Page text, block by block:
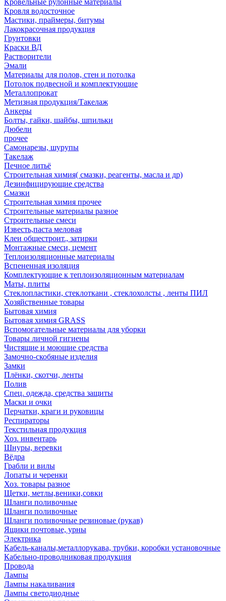
Кровельные рулонные материалы
Кровля водосточное
Мастики, праймеры, битумы
Лакокрасочная продукция
Грунтовки
Краски ВД
Растворители
Эмали
Материалы для полов, стен и потолка
Потолок подвесной и комплектующие
Металлопрокат
Метизная продукция/Такелаж
Анкеры
Болты, гайки, шайбы, шпильки
Дюбели
прочее
Самонарезы, шурупы
Такелаж
Печное литьё
Строительная химия( смазки, реагенты, масла и др)
Дезинфицирующие средства
Смазки
Строительная химия прочее
Строительные материалы разное
Строительные смеси
Известь,паста меловая
Клеи общестроит., затирки
Монтажные смеси, цемент
Теплоизоляционные материалы
Вспененная изоляция
Комплектующие к теплоизоляционным материалам
Маты, плиты
Стеклопластики, стеклоткани , стеклохолсты , ленты ПИЛ
Хозяйственные товары
Бытовая химия
Бытовая химия GRASS
Вспомогательные материалы для уборки
Товары личной гигиены
Чистящие и моющие средства
Замочно-скобяные изделия
Замки
Плёнки, скотчи, ленты
Полив
Спец. одежда, средства защиты
Маски и очки
Перчатки, краги и руковицы
Респираторы
Текстильная продукция
Хоз. инвентарь
Шнуры, веревки
Вёдра
Грабли и вилы
Лопаты и черенки
Хоз. товары разное
Щетки, метлы,веники,совки
Шланги поливочные
Шланги поливочные
Шланги поливочные резиновые (рукав)
Ящики почтовые, урны
Электрика
Кабель-каналы,металлорукава, трубки, коробки установочные
Кабельно-проводниковая продукция
Провода
Лампы
Лампы накаливания
Лампы светодиодные